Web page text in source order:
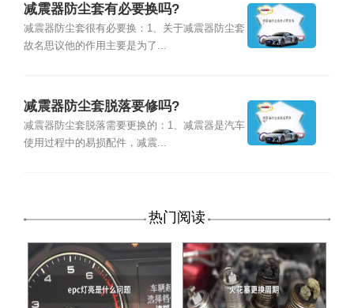
减震器防尘套有必要换吗?
减震器防尘套很有必要换：1、关于减震器防尘套
故名思议他的作用主要是为了...
减震器防尘套脱落要修吗?
减震器防尘套脱落需要更换的：1、减震器是汽车
使用过程中的易损配件，减震...
热门阅读